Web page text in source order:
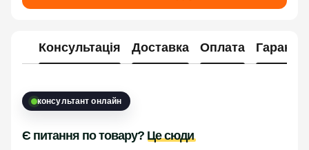
Консультація Доставка Оплата Гарантія
консультант онлайн
Є питання по товару? Це сюди